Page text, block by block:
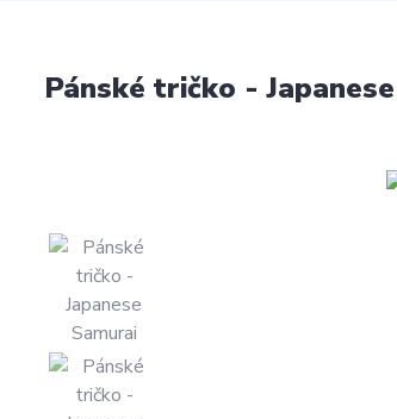
Pánské tričko -